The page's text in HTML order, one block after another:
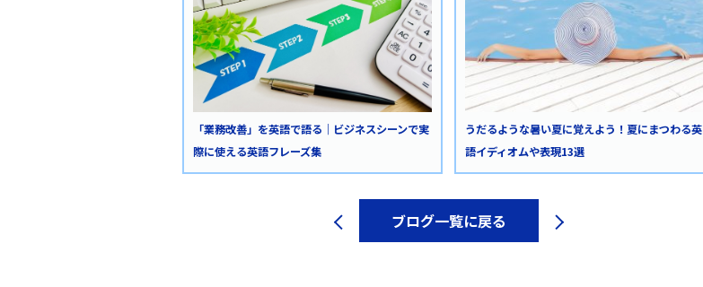
「業務改善」を英語で語る｜ビジネスシーンで実
際に使える英語フレーズ集
うだるような暑い夏に覚えよう！夏にまつわる英
語イディオムや表現13選
ブログ一覧に戻る